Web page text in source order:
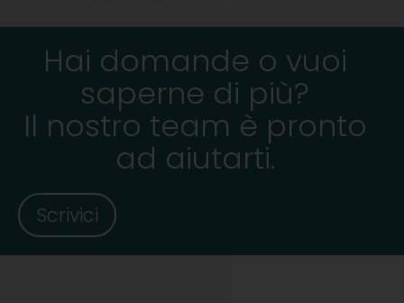
Hai domande o vuoi
saperne di più?
Il nostro team è pronto
ad aiutarti.
Scrivici